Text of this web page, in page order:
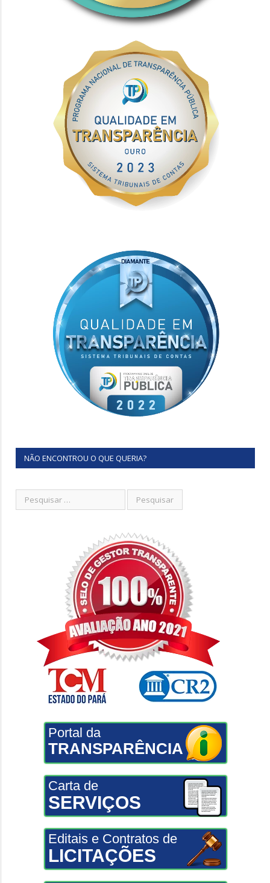
NÃO ENCONTROU O QUE QUERIA?
Portal da
TRANSPARÊNCIA
Carta de
SERVIÇOS
Editais e Contratos de
LICITAÇÕES